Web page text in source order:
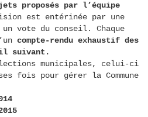
proposés par l’équipe
est entérinée par une
vote du conseil. Chaque
compte-rendu exhaustif des
suivant.
municipales, celui-ci
fois pour gérer la Commune